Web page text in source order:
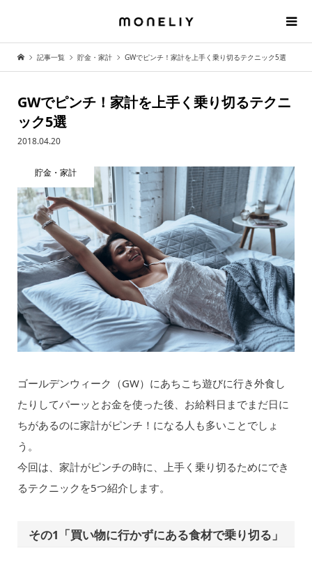
記事一覧 貯金・家計 GWでピンチ！家計を上手く乗り切るテクニック5選
GWでピンチ！家計を上手く乗り切るテクニ
ック5選
2018.04.20
貯金・家計
ゴールデンウィーク（GW）にあちこち遊びに行き外食し
たりしてパーッとお金を使った後、お給料日までまだ日に
ちがあるのに家計がピンチ！になる人も多いことでしょ
う。
今回は、家計がピンチの時に、上手く乗り切るためにでき
るテクニックを5つ紹介します。
その1「買い物に行かずにある食材で乗り切る」